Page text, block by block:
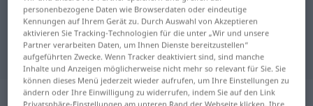
"Imitat"
"Imitat" Englisch Übersetzung
„Imitat“: Neutrum
personenbezogene Daten wie Browserdaten oder eindeutige
Kennungen auf Ihrem Gerät zu. Durch Auswahl von Akzeptieren
aktivieren Sie Tracking-Technologien für die unter „Wir und unsere
Partner verarbeiten Daten, um Ihnen Dienste bereitzustellen“
aufgeführten Zwecke. Wenn Tracker deaktiviert sind, sind manche
Inhalte und Anzeigen möglicherweise nicht mehr so relevant für Sie. Sie
können dieses Menü jederzeit wieder aufrufen, um Ihre Einstellungen zu
ändern oder Ihre Einwilligung zu widerrufen, indem Sie auf den Link
Privatsphäre-Einstellungen am unteren Rand der Webseite klicken. Ihre